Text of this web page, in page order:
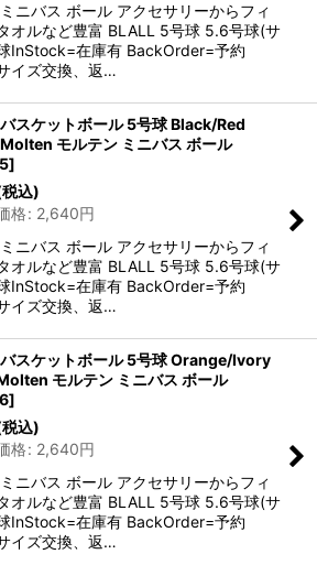
ニバス ボール アクセサリーからフィ
オルなど豊富 BLALL 5号球 5.6号球(サ
InStock=在庫有 BackOrder=予約
交換、返…
スケットボール 5号球 Black/Red
モルテン ミニバス ボール
]
込)
格: 2,640円
ニバス ボール アクセサリーからフィ
オルなど豊富 BLALL 5号球 5.6号球(サ
InStock=在庫有 BackOrder=予約
交換、返…
スケットボール 5号球 Orange/Ivory
モルテン ミニバス ボール
]
込)
格: 2,640円
ニバス ボール アクセサリーからフィ
オルなど豊富 BLALL 5号球 5.6号球(サ
InStock=在庫有 BackOrder=予約
交換、返…